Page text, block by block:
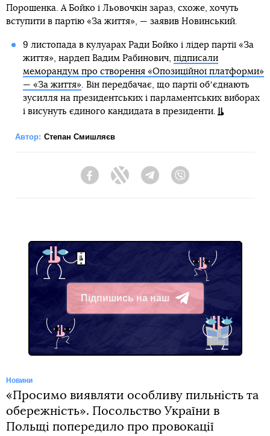
Порошенка. А Бойко і Льовочкін зараз, схоже, хочуть
вступити в партію «За життя», — заявив Новинський.
9 листопада в кулуарах Ради Бойко і лідер партії «За
життя», нардеп Вадим Рабинович, підписали
меморандум про створення «Опозиційної платформи»
— «За життя». Він передбачає, що партії обʼєднають
зусилля на президентських і парламентських виборах
і висунуть єдиного кандидата в президенти.
Автор: Степан Смишляєв
FacebookTwitter Telegram
Підпишись на наш
Telegram
Новини
«Просимо виявляти особливу пильність та
обережність». Посольство України в
Польщі попередило про провокації